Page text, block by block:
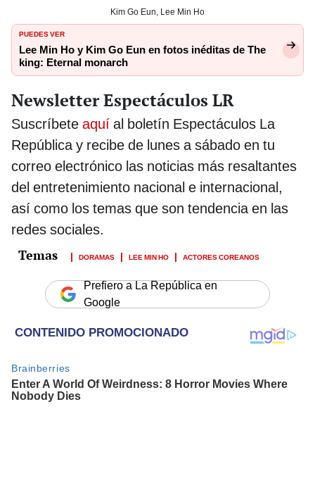
Kim Go Eun, Lee Min Ho
PUEDES VER
Lee Min Ho y Kim Go Eun en fotos inéditas de The
king: Eternal monarch
Newsletter Espectáculos LR
Suscríbete aquí al boletín Espectáculos La
República y recibe de lunes a sábado en tu
correo electrónico las noticias más resaltantes
del entretenimiento nacional e internacional,
así como los temas que son tendencia en las
redes sociales.
DORAMAS LEE MIN HO ACTORES COREANOS
Prefiero a La República en
Google